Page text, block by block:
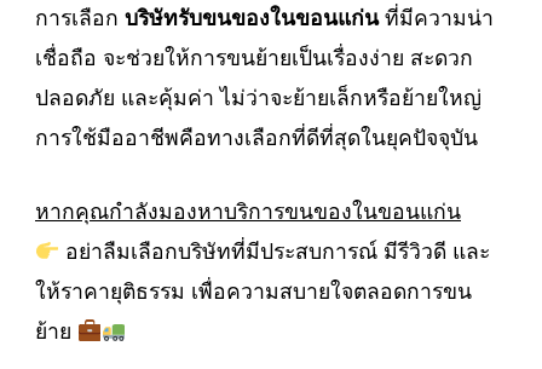
การเลือก บริษัทรับขนของในขอนแก่นที่มีความน่า
เชื่อถือ จะช่วยให้การขนย้ายเป็นเรื่องง่าย สะดวก
ปลอดภัย และคุ้มค่า ไม่ว่าจะย้ายเล็กหรือย้ายใหญ่
การใช้มืออาชีพคือทางเลือกที่ดีที่สุดในยุคปัจจุบัน
หากคุณกำลังมองหาบริการขนของในขอนแก่น
อย่าลืมเลือกบริษัทที่มีประสบการณ์ มีรีวิวดี และ
ให้ราคายุติธรรม เพื่อความสบายใจตลอดการขน
ย้าย